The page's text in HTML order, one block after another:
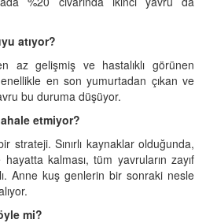
atıyor?
az gelişmiş ve hastalıklı görünen
en son yumurtadan çıkan ve
bu duruma düşüyor.
etmiyor?
strateji. Sınırlı kaynaklar olduğunda,
kalması, tüm yavruların zayıf
Anne kuş genlerin bir sonraki nesle
mi?